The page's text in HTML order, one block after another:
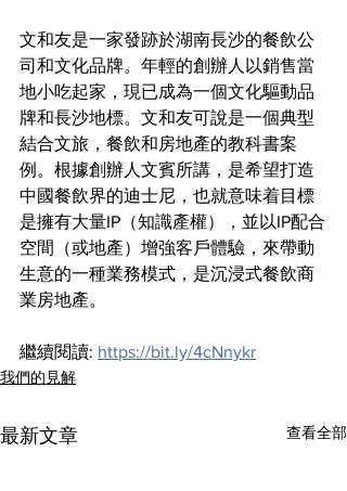
文和友是一家發跡於湖南長沙的餐飲公
司和文化品牌。年輕的創辦人以銷售當
地小吃起家，現已成為一個文化驅動品
牌和長沙地標。文和友可說是一個典型
結合文旅，餐飲和房地產的教科書案
例。根據創辦人文賓所講，是希望打造
中國餐飲界的迪士尼，也就意味着目標
是擁有大量IP（知識產權），並以IP配合
空間（或地產）增強客戶體驗，來帶動
生意的一種業務模式，是沉浸式餐飲商
業房地產。
繼續閱讀: https://bit.ly/4cNnykr
我們的見解
最新文章 查看全部